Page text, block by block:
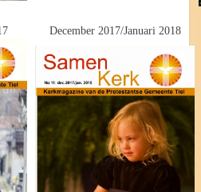
December 2017/Januari 2018